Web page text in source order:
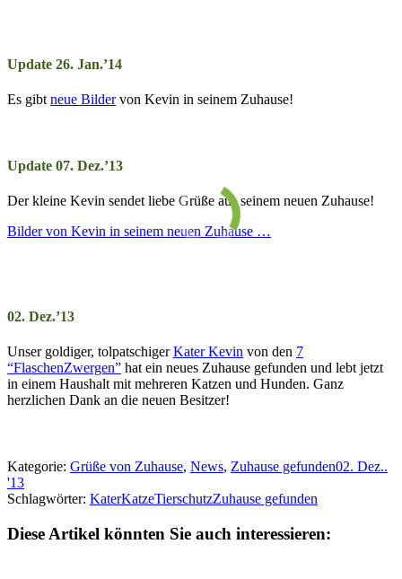
Update 26. Jan.’14
Es gibt neue Bildervon Kevin in seinem Zuhause!
Update 07. Dez.’13
Der kleine Kevin sendet liebe Grüße aus seinem neuen Zuhause!
Bilder von Kevin in seinem neuen Zuhause …
02. Dez.’13
Unser goldiger, tolpatschigerKater Kevin von den 7
“FlaschenZwergen” hat ein neues Zuhause gefunden und lebt jetzt
in einem Haushalt mit mehreren Katzen und Hunden. Ganz
herzlichen Dank an die neuen Besitzer!
Kategorie: Grüße von Zuhause, News, Zuhause gefunden02. Dez..
'13
Schlagwörter: KaterKatzeTierschutzZuhause gefunden
Diese Artikel könnten Sie auch interessieren: